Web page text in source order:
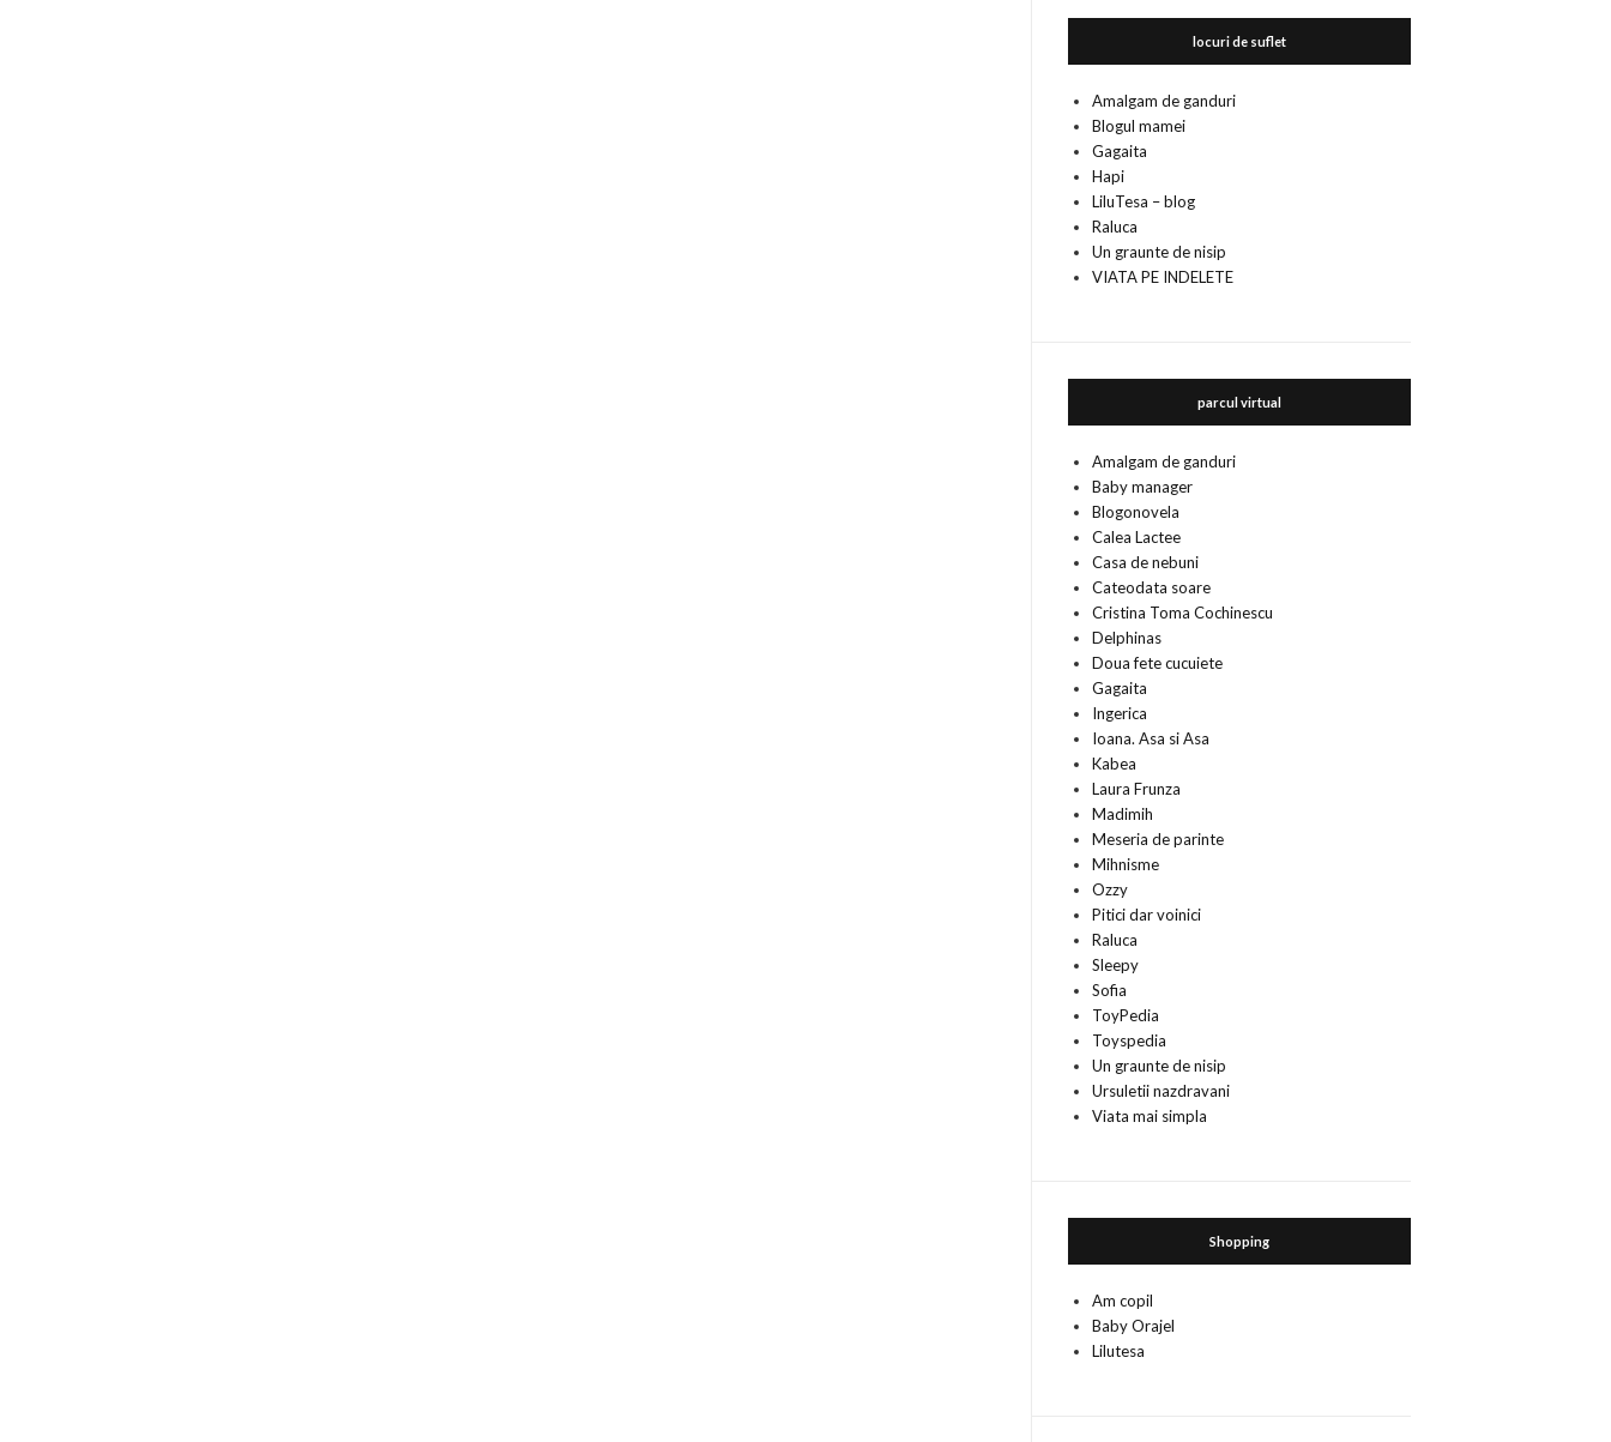
locuri de suflet
Amalgam de ganduri
Blogul mamei
Gagaita
Hapi
LiluTesa – blog
Raluca
Un graunte de nisip
VIATA PE INDELETE
parcul virtual
Amalgam de ganduri
Baby manager
Blogonovela
Calea Lactee
Casa de nebuni
Cateodata soare
Cristina Toma Cochinescu
Delphinas
Doua fete cucuiete
Gagaita
Ingerica
Ioana. Asa si Asa
Kabea
Laura Frunza
Madimih
Meseria de parinte
Mihnisme
Ozzy
Pitici dar voinici
Raluca
Sleepy
Sofia
ToyPedia
Toyspedia
Un graunte de nisip
Ursuletii nazdravani
Viata mai simpla
Shopping
Am copil
Baby Orajel
Lilutesa